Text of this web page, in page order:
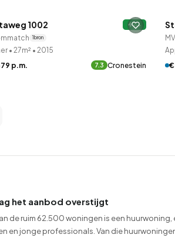
1002 A+
1 bron
• 27m² • 2015
p.m.
7.3 Cronestein
€
het aanbod overstijgt
de ruim 62.500 woningen is een
en jonge professionals. Van die